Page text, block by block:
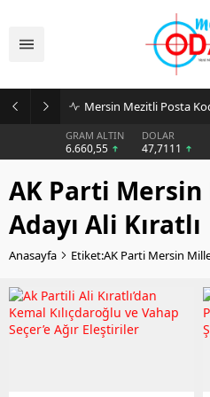
GRAM ALTIN
6.660,55
DOLAR
47,7111
AK Parti
Adayı Ali Kıratlı
Anasayfa Etiket:AK Parti Mersin